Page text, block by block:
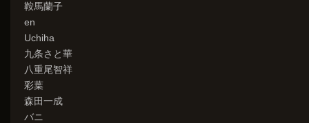
鞍馬蘭子
en
Uchiha
九条さと華
八重尾智祥
彩葉
森田一成
バニ